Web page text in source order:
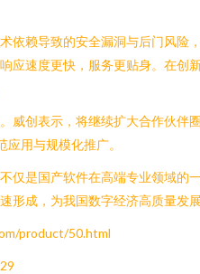
赖导致的安全漏洞与后门风险
速度更快，服务更贴身。在创
创表示，将继续扩大合作伙伴
用与规模化推广。
仅是国产软件在高端专业领域的
成，为我国数字经济高质量发
product/50.html